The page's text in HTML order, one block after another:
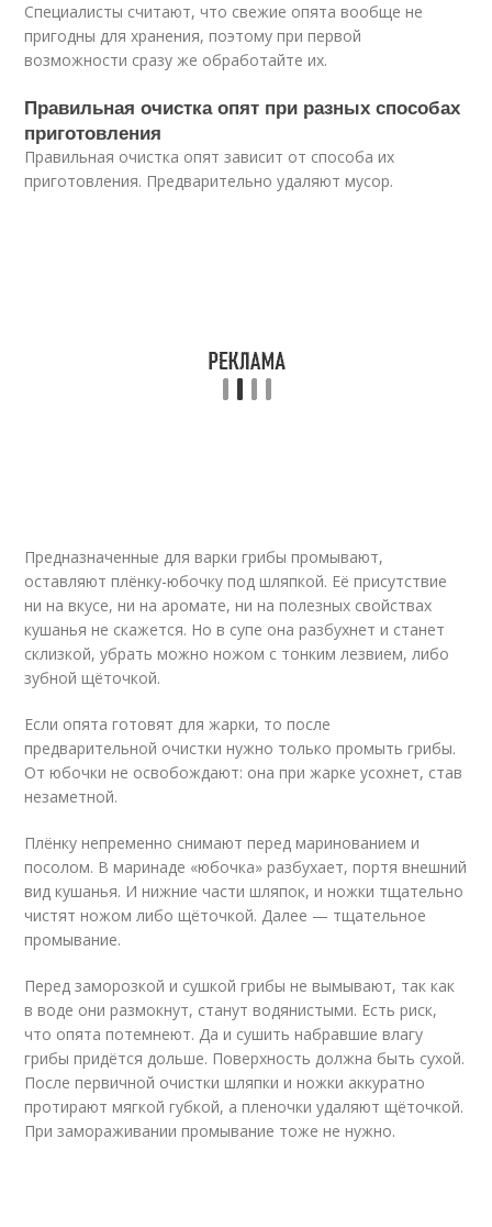
Специалисты считают, что свежие опята вообще не
пригодны для хранения, поэтому при первой
возможности сразу же обработайте их.
Правильная очистка опят при разных способах
приготовления
Правильная очистка опят зависит от способа их
приготовления. Предварительно удаляют мусор.
Предназначенные для варки грибы промывают,
оставляют плёнку-юбочку под шляпкой. Её присутствие
ни на вкусе, ни на аромате, ни на полезных свойствах
кушанья не скажется. Но в супе она разбухнет и станет
склизкой, убрать можно ножом с тонким лезвием, либо
зубной щёточкой.
Если опята готовят для жарки, то после
предварительной очистки нужно только промыть грибы.
От юбочки не освобождают: она при жарке усохнет, став
незаметной.
Плёнку непременно снимают перед маринованием и
посолом. В маринаде «юбочка» разбухает, портя внешний
вид кушанья. И нижние части шляпок, и ножки тщательно
чистят ножом либо щёточкой. Далее — тщательное
промывание.
Перед заморозкой и сушкой грибы не вымывают, так как
в воде они размокнут, станут водянистыми. Есть риск,
что опята потемнеют. Да и сушить набравшие влагу
грибы придётся дольше. Поверхность должна быть сухой.
После первичной очистки шляпки и ножки аккуратно
протирают мягкой губкой, а пленочки удаляют щёточкой.
При замораживании промывание тоже не нужно.